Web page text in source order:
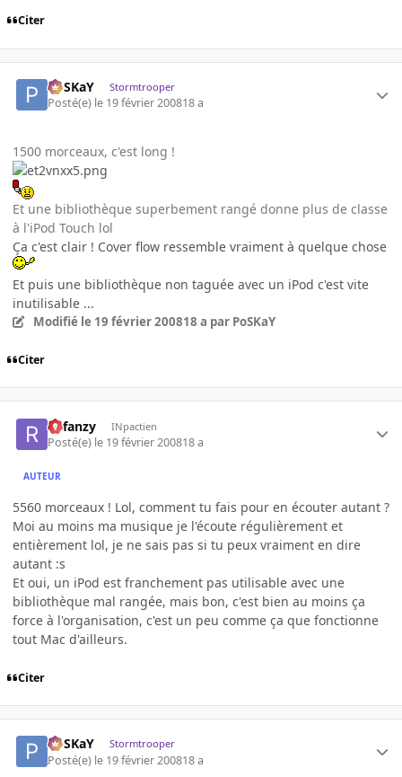
Citer
PoSKaY Stormtrooper
Posté(e) le 19 février 200818 a
1500 morceaux, c'est long !
Et une bibliothèque superbement rangé donne plus de classe
à l'iPod Touch lol
Ça c'est clair ! Cover flow ressemble vraiment à quelque chose
Et puis une bibliothèque non taguée avec un iPod c'est vite
inutilisable ...
Modifié le 19 février 200818 a par PoSKaY
Citer
Refanzy INpactien
Posté(e) le 19 février 200818 a
AUTEUR
5560 morceaux ! Lol, comment tu fais pour en écouter autant ?
Moi au moins ma musique je l'écoute régulièrement et
entièrement lol, je ne sais pas si tu peux vraiment en dire
autant :s
Et oui, un iPod est franchement pas utilisable avec une
bibliothèque mal rangée, mais bon, c'est bien au moins ça
force à l'organisation, c'est un peu comme ça que fonctionne
tout Mac d'ailleurs.
Citer
PoSKaY Stormtrooper
Posté(e) le 19 février 200818 a